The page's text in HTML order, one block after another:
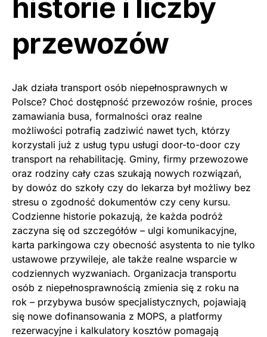
historie i liczby
przewozów
Jak działa transport osób niepełnosprawnych w
Polsce? Choć dostępność przewozów rośnie, proces
zamawiania busa, formalności oraz realne
możliwości potrafią zadziwić nawet tych, którzy
korzystali już z usług typu usługi door-to-door czy
transport na rehabilitację. Gminy, firmy przewozowe
oraz rodziny cały czas szukają nowych rozwiązań,
by dowóz do szkoły czy do lekarza był możliwy bez
stresu o zgodność dokumentów czy ceny kursu.
Codzienne historie pokazują, że każda podróż
zaczyna się od szczegółów – ulgi komunikacyjne,
karta parkingowa czy obecność asystenta to nie tylko
ustawowe przywileje, ale także realne wsparcie w
codziennych wyzwaniach. Organizacja transportu
osób z niepełnosprawnością zmienia się z roku na
rok – przybywa busów specjalistycznych, pojawiają
się nowe dofinansowania z MOPS, a platformy
rezerwacyjne i kalkulatory kosztów pomagają